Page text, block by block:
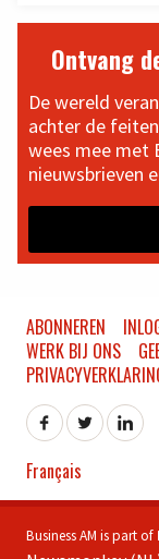
Ontvang
De wereld
achter de
wees mee met
nieuwsbrieven
ABONNEREN
WERK BIJ ONS
Français
Business AM is part of